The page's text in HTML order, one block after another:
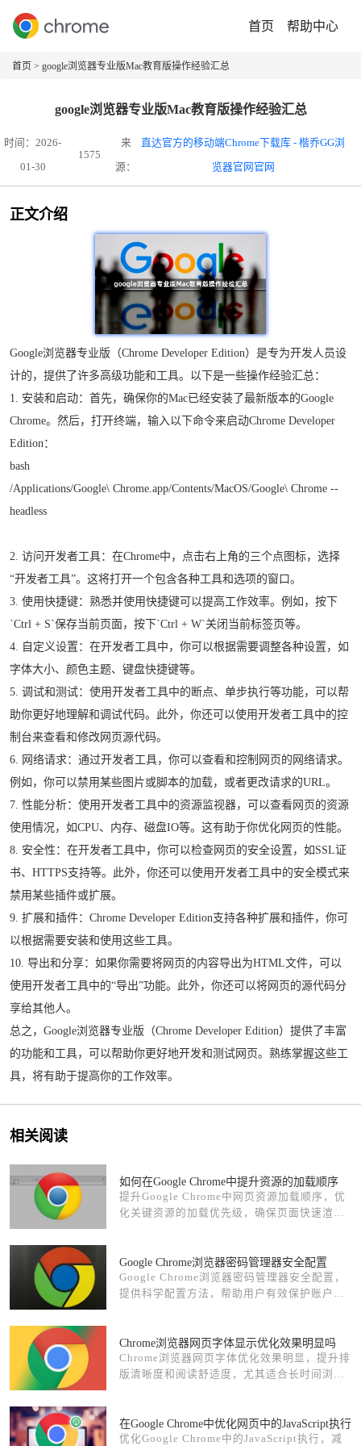
首页 帮助中心
首页 > google浏览器专业版Mac教育版操作经验汇总
google浏览器专业版Mac教育版操作经验汇总
时间：2026-
01-30
1575
来
源：
直达官方的移动端Chrome下载库 - 楷乔GG浏
览器官网官网
正文介绍
Google浏览器专业版（Chrome Developer Edition）是专为开发人员设
计的，提供了许多高级功能和工具。以下是一些操作经验汇总：
1. 安装和启动：首先，确保你的Mac已经安装了最新版本的Google
Chrome。然后，打开终端，输入以下命令来启动Chrome Developer
Edition：
bash
/Applications/Google\ Chrome.app/Contents/MacOS/Google\ Chrome --
headless
2. 访问开发者工具：在Chrome中，点击右上角的三个点图标，选择
“开发者工具”。这将打开一个包含各种工具和选项的窗口。
3. 使用快捷键：熟悉并使用快捷键可以提高工作效率。例如，按下
`Ctrl + S`保存当前页面，按下`Ctrl + W`关闭当前标签页等。
4. 自定义设置：在开发者工具中，你可以根据需要调整各种设置，如
字体大小、颜色主题、键盘快捷键等。
5. 调试和测试：使用开发者工具中的断点、单步执行等功能，可以帮
助你更好地理解和调试代码。此外，你还可以使用开发者工具中的控
制台来查看和修改网页源代码。
6. 网络请求：通过开发者工具，你可以查看和控制网页的网络请求。
例如，你可以禁用某些图片或脚本的加载，或者更改请求的URL。
7. 性能分析：使用开发者工具中的资源监视器，可以查看网页的资源
使用情况，如CPU、内存、磁盘IO等。这有助于你优化网页的性能。
8. 安全性：在开发者工具中，你可以检查网页的安全设置，如SSL证
书、HTTPS支持等。此外，你还可以使用开发者工具中的安全模式来
禁用某些插件或扩展。
9. 扩展和插件：Chrome Developer Edition支持各种扩展和插件，你可
以根据需要安装和使用这些工具。
10. 导出和分享：如果你需要将网页的内容导出为HTML文件，可以
使用开发者工具中的“导出”功能。此外，你还可以将网页的源代码分
享给其他人。
总之，Google浏览器专业版（Chrome Developer Edition）提供了丰富
的功能和工具，可以帮助你更好地开发和测试网页。熟练掌握这些工
具，将有助于提高你的工作效率。
相关阅读
如何在Google Chrome中提升资源的加载顺序
提升Google Chrome中网页资源加载顺序，优
化关键资源的加载优先级，确保页面快速渲
Google Chrome浏览器密码管理器安全配置
Google Chrome浏览器密码管理器安全配置，
提供科学配置方法，帮助用户有效保护账户密
Chrome浏览器网页字体显示优化效果明显吗
Chrome浏览器网页字体优化效果明显，提升排
版清晰度和阅读舒适度，尤其适合长时间浏
在Google Chrome中优化网页中的JavaScript执行
优化Google Chrome中的JavaScript执行，减